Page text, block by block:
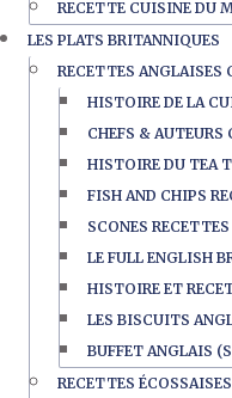
RECETTE CUISINE DU
LES PLATS BRITANNIQUES
RECETTES ANGLAISES
HISTOIRE DE LA
CHEFS &
HISTOIRE DU TEA
FISH AND CHIPS
SCONES
LE FULL ENGLISH
HISTOIRE ET
LES BISCUITS
BUFFET ANGLAIS
RECETTES